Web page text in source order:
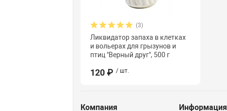
(3)
Ликвидатор запаха в клетках
и вольерах для грызунов и
птиц "Верный друг", 500 г
120 ₽ / шт.
Компания Информация